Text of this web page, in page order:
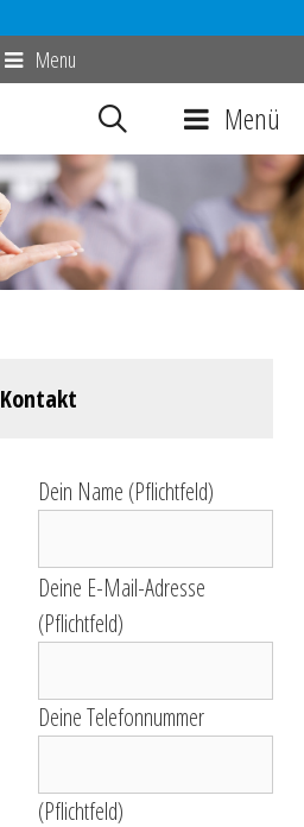
Menu
Menü
Kontakt
Dein Name (Pflichtfeld)
Deine E-Mail-Adresse
(Pflichtfeld)
Deine Telefonnummer
(Pflichtfeld)